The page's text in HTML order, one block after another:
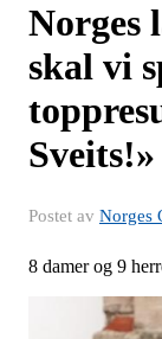
Norges
skal vi
Sveits!»
Postet av Norges
8 damer og 9